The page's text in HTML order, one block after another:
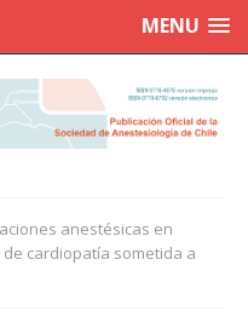
MENU
anestésicas en
cardiopatía sometida a